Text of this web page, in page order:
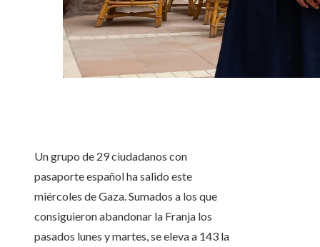
Un grupo de 29 ciudadanos con
pasaporte español ha salido este
miércoles de Gaza. Sumados a los que
consiguieron abandonar la Franja los
pasados lunes y martes, se eleva a 143 la